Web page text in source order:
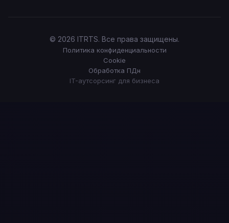
© 2026 ITRTS. Все права защищены.
Политика конфиденциальности
Cookie
Обработка ПДн
IT-аутсорсинг для бизнеса